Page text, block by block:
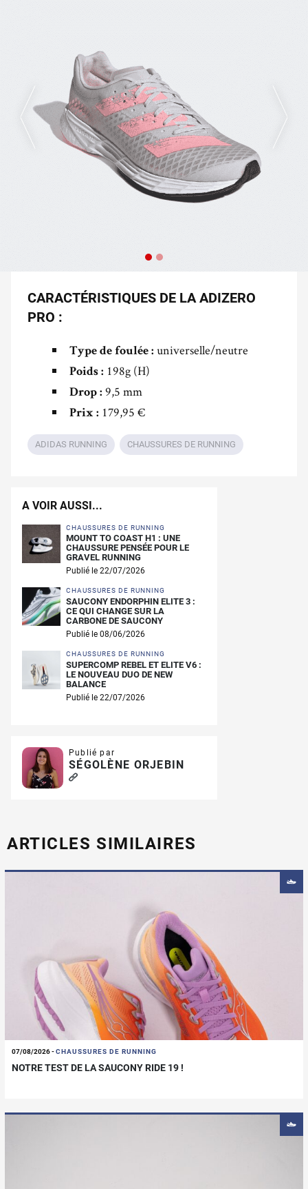
CARACTÉRISTIQUES DE LA ADIZERO
PRO :
Type de foulée : universelle/neutre
Poids : 198g (H)
Drop : 9,5 mm
Prix : 179,95 €
ADIDAS RUNNING CHAUSSURES DE RUNNING
A VOIR AUSSI...
CHAUSSURES DE RUNNING
MOUNT TO COAST H1 : UNE
CHAUSSURE PENSÉE POUR LE
GRAVEL RUNNING
Publié le 22/07/2026
CHAUSSURES DE RUNNING
SAUCONY ENDORPHIN ELITE 3 :
CE QUI CHANGE SUR LA
CARBONE DE SAUCONY
Publié le 08/06/2026
CHAUSSURES DE RUNNING
SUPERCOMP REBEL ET ELITE V6 :
LE NOUVEAU DUO DE NEW
BALANCE
Publié le 22/07/2026
Publié par
SÉGOLÈNE ORJEBIN
ARTICLES SIMILAIRES
07/08/2026-CHAUSSURES DE RUNNING
NOTRE TEST DE LA SAUCONY RIDE 19 !